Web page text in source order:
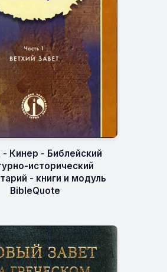
- Кинер - Библейский
исторический
- книги и модуль
BibleQuote